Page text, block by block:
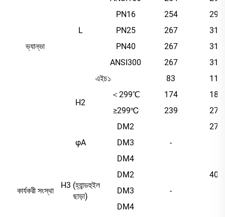
ভ্যান্ভা
L
PN16
254
298
PN25
267
318
PN40
267
318
ANSI300
267
318
এইচ১
83 110
H2
＜299℃ 174
188
≥299℃
239 278
কার্যকরী সংস্থা
φA
DM2
275
DM3
-
DM4
H3 (হ্যান্ডহুইল
ছাড়া)
DM2
408
DM3
-
DM4